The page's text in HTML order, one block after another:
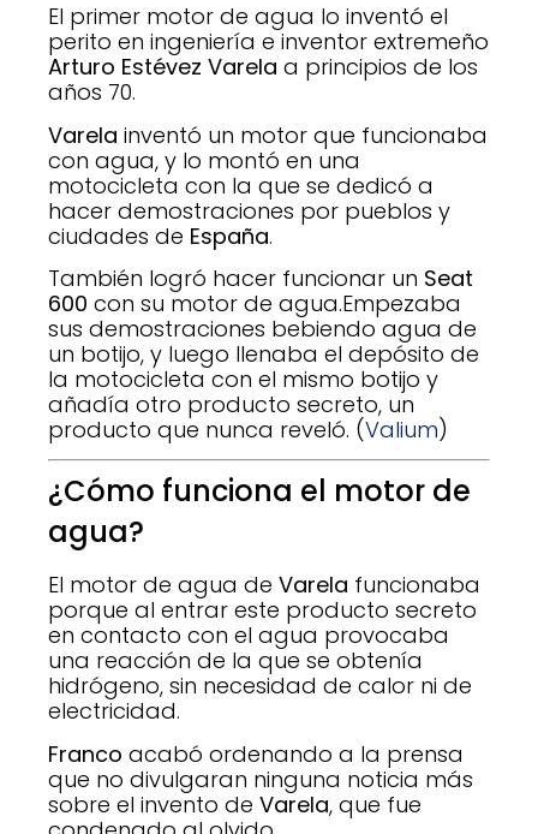
El primer motor de agua lo inventó el
perito en ingeniería e inventor extremeño
Arturo Estévez Varela a principios de los
años 70.
Varela inventó un motor que funcionaba
con agua, y lo montó en una
motocicleta con la que se dedicó a
hacer demostraciones por pueblos y
ciudades de España.
También logró hacer funcionar un Seat
600 con su motor de agua.Empezaba
sus demostraciones bebiendo agua de
un botijo, y luego llenaba el depósito de
la motocicleta con el mismo botijo y
añadía otro producto secreto, un
producto que nunca reveló. (Valium)
¿Cómo funciona el motor de
agua?
El motor de agua de Varela funcionaba
porque al entrar este producto secreto
en contacto con el agua provocaba
una reacción de la que se obtenía
hidrógeno, sin necesidad de calor ni de
electricidad.
Franco acabó ordenando a la prensa
que no divulgaran ninguna noticia más
sobre el invento de Varela, que fue